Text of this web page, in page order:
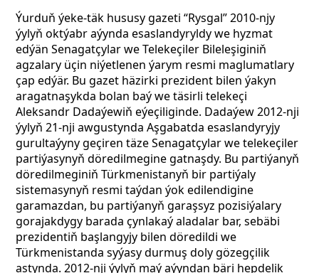
Ýurduň ýeke-täk hususy gazeti “Rysgal” 2010-njy
ýylyň oktýabr aýynda esaslandyryldy we hyzmat
edýän Senagatçylar we Telekeçiler Bileleşiginiň
agzalary üçin niýetlenen ýarym resmi maglumatlary
çap edýär. Bu gazet häzirki prezident bilen ýakyn
aragatnaşykda bolan baý we täsirli telekeçi
Aleksandr Dadaýewiň eýeçiliginde. Dadaýew 2012-nji
ýylyň 21-nji awgustynda Aşgabatda esaslandyryjy
gurultaýyny geçiren täze Senagatçylar we telekeçiler
partiýasynyň döredilmegine gatnaşdy. Bu partiýanyň
döredilmeginiň Türkmenistanyň bir partiýaly
sistemasynyň resmi taýdan ýok edilendigine
garamazdan, bu partiýanyň garaşsyz pozisiýalary
gorajakdygy barada çynlakaý aladalar bar, sebäbi
prezidentiň başlangyjy bilen döredildi we
Türkmenistanda syýasy durmuş doly gözegçilik
astynda. 2012-nji ýylyň maý aýyndan bäri hepdelik